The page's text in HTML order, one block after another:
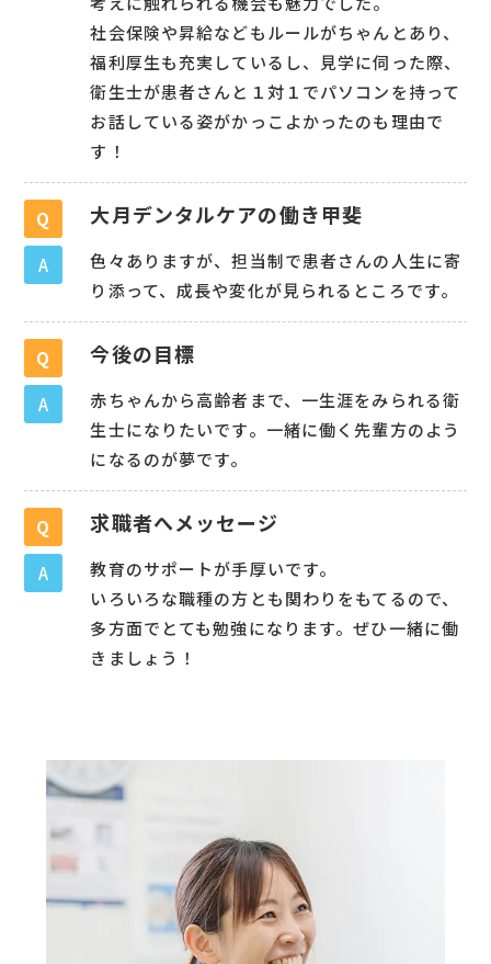
社会保険や昇給などもルールがちゃんとあり、
福利厚生も充実しているし、見学に伺った際、
衛生士が患者さんと１対１でパソコンを持って
お話している姿がかっこよかったのも理由で
す！
Q 大月デンタルケアの働き甲斐
A
色々ありますが、担当制で患者さんの人生に寄
り添って、成長や変化が見られるところです。
Q 今後の目標
A
赤ちゃんから高齢者まで、一生涯をみられる衛
生士になりたいです。一緒に働く先輩方のよう
になるのが夢です。
Q 求職者へメッセージ
A
教育のサポートが手厚いです。
いろいろな職種の方とも関わりをもてるので、
多方面でとても勉強になります。ぜひ一緒に働
きましょう！